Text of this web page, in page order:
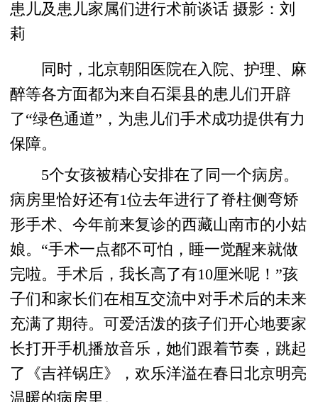
患儿及患儿家属们进行术前谈话 摄影：刘
莉
同时，北京朝阳医院在入院、护理、麻
醉等各方面都为来自石渠县的患儿们开辟
了“绿色通道”，为患儿们手术成功提供有力
保障。
5个女孩被精心安排在了同一个病房。
病房里恰好还有1位去年进行了脊柱侧弯矫
形手术、今年前来复诊的西藏山南市的小姑
娘。“手术一点都不可怕，睡一觉醒来就做
完啦。手术后，我长高了有10厘米呢！”孩
子们和家长们在相互交流中对手术后的未来
充满了期待。可爱活泼的孩子们开心地要家
长打开手机播放音乐，她们跟着节奏，跳起
了《吉祥锅庄》，欢乐洋溢在春日北京明亮
温暖的病房里。